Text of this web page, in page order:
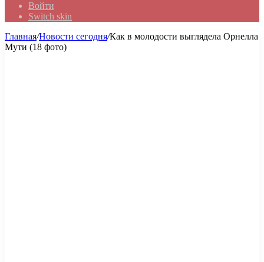
Войти
Switch skin
Главная/Новости сегодня/Как в молодости выглядела Орнелла
Мути (18 фото)